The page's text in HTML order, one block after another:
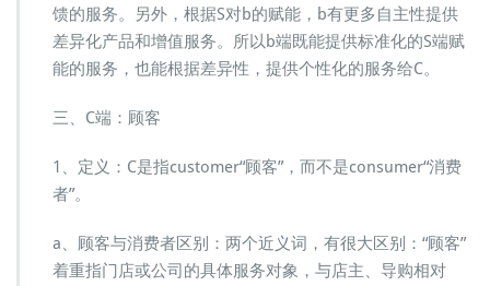
馈的服务。另外，根据S对b的赋能，b有更多自主性提供
差异化产品和增值服务。所以b端既能提供标准化的S端赋
能的服务，也能根据差异性，提供个性化的服务给C。
三、C端：顾客
1、定义：C是指customer“顾客”，而不是consumer“消费
者”。
a、顾客与消费者区别：两个近义词，有很大区别：“顾客”
着重指门店或公司的具体服务对象，与店主、导购相对